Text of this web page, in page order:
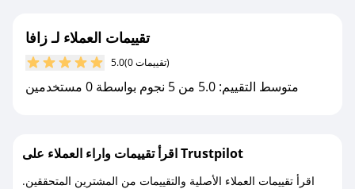
مع صحصح، تسوق بذكاء ووفّر على كل مشترياتك مع
تقييمات العملاء لـ زافا
5.0 (0 تقييمات)
متوسط التقييم: 5.0 من 5 نجوم بواسطة 0 مستخدمين
اقرأ تقييمات واراء العملاء على Trustpilot
اقرأ تقييمات العملاء الأصلية والتقييمات من المشترين المتحققين.